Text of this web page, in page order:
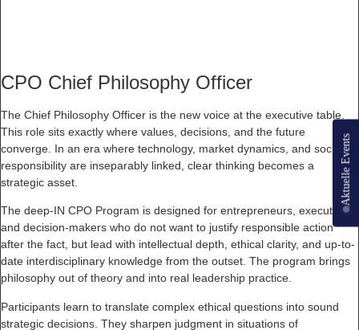
Aktuelle Events
CPO Chief Philosophy Officer
The Chief Philosophy Officer is the new voice at the executive table.
This role sits exactly where values, decisions, and the future
converge. In an era where technology, market dynamics, and societal
responsibility are inseparably linked, clear thinking becomes a
strategic asset.
The deep-IN CPO Program is designed for entrepreneurs, executives,
and decision-makers who do not want to justify responsible action
after the fact, but lead with intellectual depth, ethical clarity, and up-to-
date interdisciplinary knowledge from the outset. The program brings
philosophy out of theory and into real leadership practice.
Participants learn to translate complex ethical questions into sound
strategic decisions. They sharpen judgment in situations of